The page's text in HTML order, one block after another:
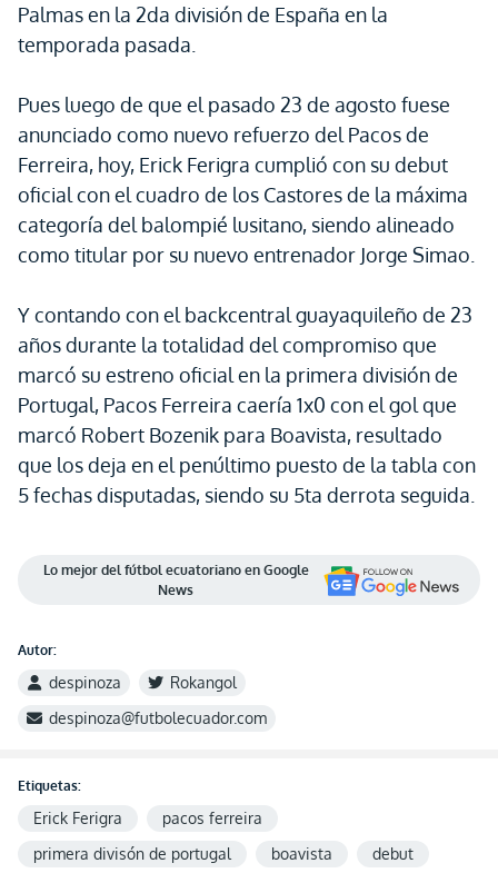
Palmas en la 2da división de España en la
temporada pasada.
Pues luego de que el pasado 23 de agosto fuese
anunciado como nuevo refuerzo del Pacos de
Ferreira, hoy, Erick Ferigra cumplió con su debut
oficial con el cuadro de los Castores de la máxima
categoría del balompié lusitano, siendo alineado
como titular por su nuevo entrenador Jorge Simao.
Y contando con el backcentral guayaquileño de 23
años durante la totalidad del compromiso que
marcó su estreno oficial en la primera división de
Portugal, Pacos Ferreira caería 1x0 con el gol que
marcó Robert Bozenik para Boavista, resultado
que los deja en el penúltimo puesto de la tabla con
5 fechas disputadas, siendo su 5ta derrota seguida.
Lo mejor del fútbol ecuatoriano en Google
News
Autor:
despinoza
Rokangol
despinoza@futbolecuador.com
Etiquetas:
Erick Ferigra
pacos ferreira
primera divisón de portugal
boavista debut